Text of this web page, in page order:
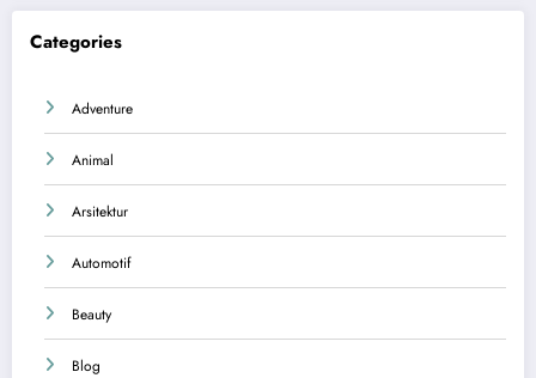
Categories
Adventure
Animal
Arsitektur
Automotif
Beauty
Blog